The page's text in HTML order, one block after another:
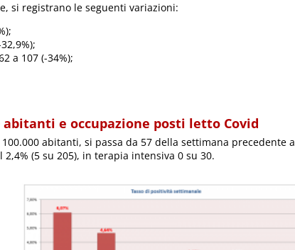
si registrano le seguenti variazioni:
a 107 (-34%);
e occupazione posti letto Covid
abitanti, si passa da 57 della settimana precedente a
(5 su 205), in terapia intensiva 0 su 30.